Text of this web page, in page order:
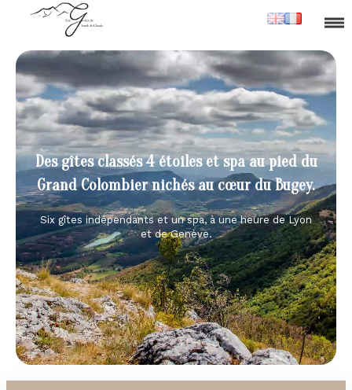
Des gîtes classés 4 étoiles et spa au pied du
Grand Colombier nichés au cœur du Bugey.
Six gîtes indépendants et un spa, à une heure de Lyon
et de Genève.